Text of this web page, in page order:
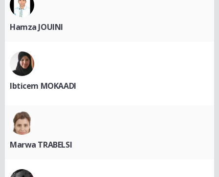
Hamza JOUINI
Ibticem MOKAADI
Marwa TRABELSI